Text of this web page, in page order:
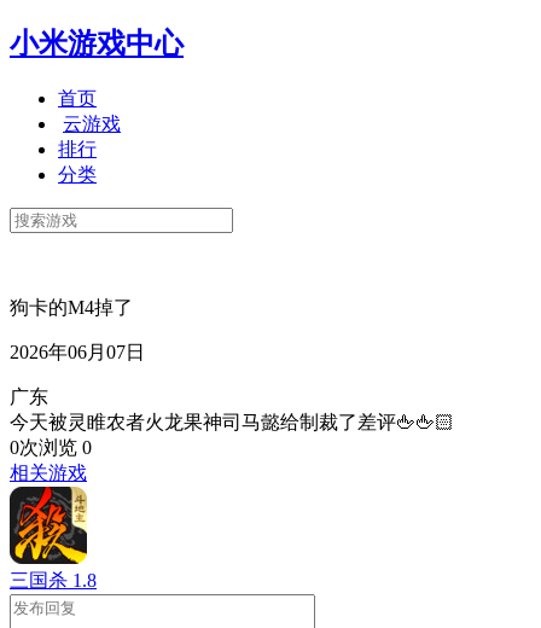
小米游戏中心
首页
云游戏
排行
分类
狗卡的M4掉了
2026年06月07日
广东
今天被灵睢农者火龙果神司马懿给制裁了差评🖕🖕🏻
0次浏览 0
相关游戏
三国杀 1.8